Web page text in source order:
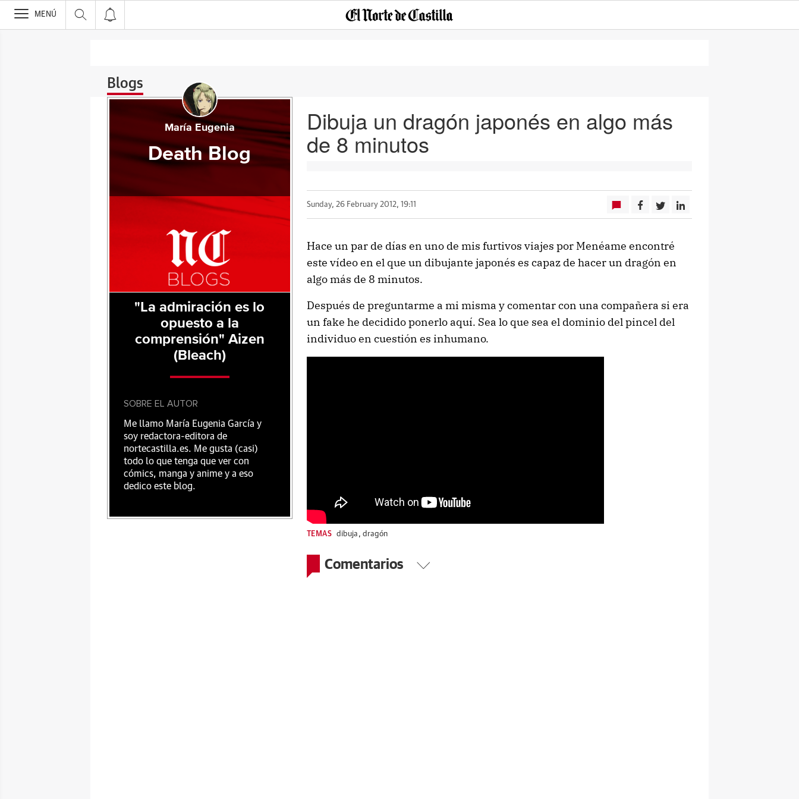
>
MENÚ
Blogs
Dibuja un dragón japonés en algo más
de 8 minutos
Sunday, 26 February 2012, 19:11
Hace un par de días en uno de mis furtivos viajes por Menéame encontré
este vídeo en el que un dibujante japonés es capaz de hacer un dragón en
algo más de 8 minutos.
Después de preguntarme a mi misma y comentar con una compañera si era
un fake he decidido ponerlo aquí. Sea lo que sea el dominio del pincel del
individuo en cuestión es inhumano.
TEMAS dibuja , dragón
Comentarios
María Eugenia
Death Blog
"La admiración es lo
opuesto a la
comprensión" Aizen
(Bleach)
SOBRE EL AUTOR
Me llamo María Eugenia García y
soy redactora-editora de
nortecastilla.es. Me gusta (casi)
todo lo que tenga que ver con
cómics, manga y anime y a eso
dedico este blog.